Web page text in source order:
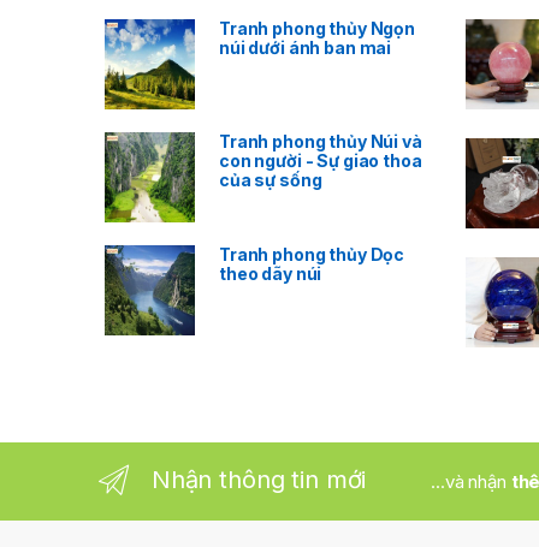
Tranh phong thủy Ngọn
núi dưới ánh ban mai
Tranh phong thủy Núi và
con người - Sự giao thoa
của sự sống
Tranh phong thủy Dọc
theo dãy núi
Nhận thông tin mới ...và nhận